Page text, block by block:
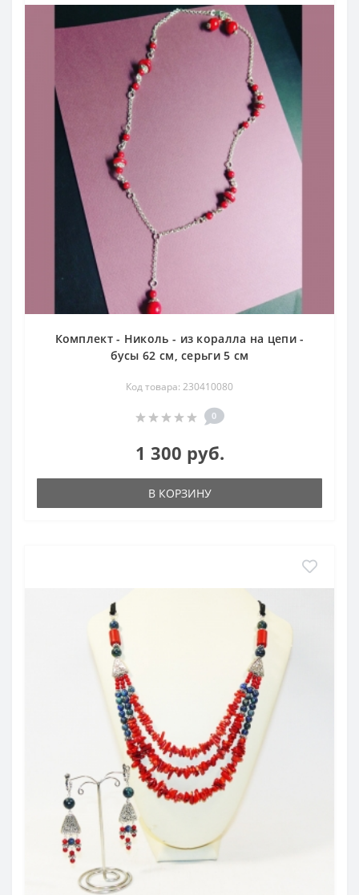
Комплект - Николь - из коралла на цепи -
бусы 62 см, серьги 5 см
Код товара: 230410080
0
1 300 руб.
В КОРЗИНУ